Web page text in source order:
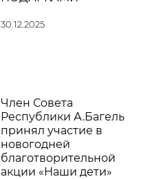
30.12.2025
Член Совета
Республики А.Багель
принял участие в
новогодней
благотворительной
акции «Наши дети»